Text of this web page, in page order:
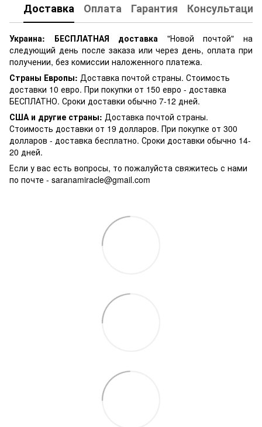
Доставка Оплата Гарантия Консультация
Украина: БЕСПЛАТНАЯ доставка "Новой почтой" на
следующий день после заказа или через день, оплата при
получении, без комиссии наложенного платежа.
Страны Европы: Доставка почтой страны. Стоимость
доставки 10 евро. При покупки от 150 евро - доставка
БЕСПЛАТНО. Сроки доставки обычно 7-12 дней.
США и другие страны: Доставка почтой страны.
Стоимость доставки от 19 долларов. При покупке от 300
долларов - доставка бесплатно. Сроки доставки обычно 14-
20 дней.
Если у вас есть вопросы, то пожалуйста свяжитесь с нами
по почте - saranamiracle@gmail.com